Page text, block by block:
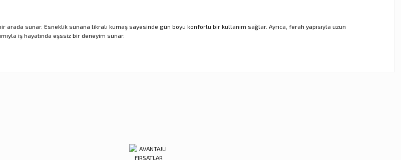
arada sunar. Esneklik sunana likralı kumaş sayesinde gün boyu konforlu bir kullanım sağlar. Ayrıca, ferah yapısıyla uzun
iş hayatında eşssiz bir deneyim sunar.